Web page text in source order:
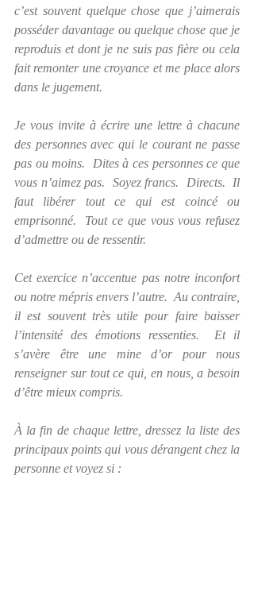
c’est souvent quelque chose que j’aimerais
posséder davantage ou quelque chose que je
reproduis et dont je ne suis pas fière ou cela
fait remonter une croyance et me place alors
dans le jugement.
Je vous invite à écrire une lettre à chacune
des personnes avec qui le courant ne passe
pas ou moins.  Dites à ces personnes ce que
vous n’aimez pas.  Soyez francs.  Directs.  Il
faut libérer tout ce qui est coincé ou
emprisonné.  Tout ce que vous vous refusez
d’admettre ou de ressentir.
Cet exercice n’accentue pas notre inconfort
ou notre mépris envers l’autre.  Au contraire,
il est souvent très utile pour faire baisser
l’intensité des émotions ressenties.  Et il
s’avère être une mine d’or pour nous
renseigner sur tout ce qui, en nous, a besoin
d’être mieux compris.
À la fin de chaque lettre, dressez la liste des
principaux points qui vous dérangent chez la
personne et voyez si :